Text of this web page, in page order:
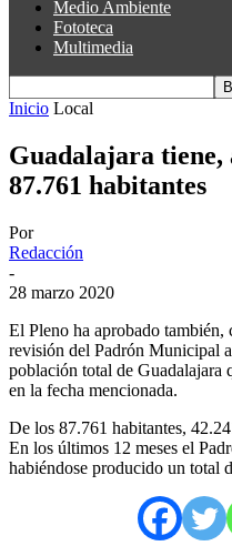
Medio Ambiente
Fototeca
Multimedia
Inicio Local
Guadalajara tiene,
87.761 habitantes
Por
Redacción
-
28 marzo 2020
El Pleno ha aprobado
revisión del Padrón Municipal
población total de Guadalajara
en la fecha mencionada.
De los 87.761 habitantes,
En los últimos 12 meses el
habiéndose producido un total